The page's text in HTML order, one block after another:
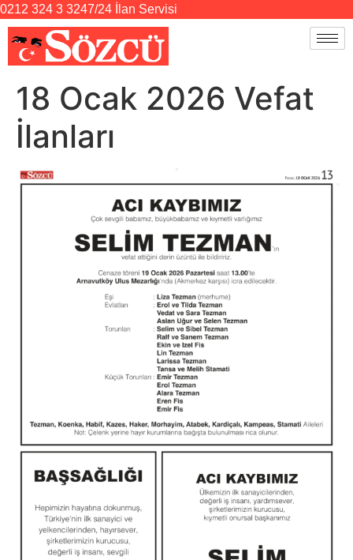
0212 324 3 3247/24 İlan Servisi
18 Ocak 2026 Vefat
İlanları